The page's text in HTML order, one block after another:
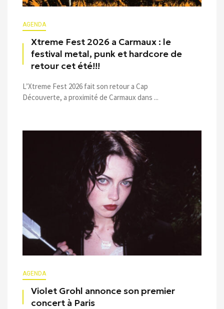
AGENDA
Xtreme Fest 2026 a Carmaux : le
festival metal, punk et hardcore de
retour cet été!!!
L’Xtreme Fest 2026 fait son retour a Cap
Découverte, a proximité de Carmaux dans ...
AGENDA
Violet Grohl annonce son premier
concert à Paris